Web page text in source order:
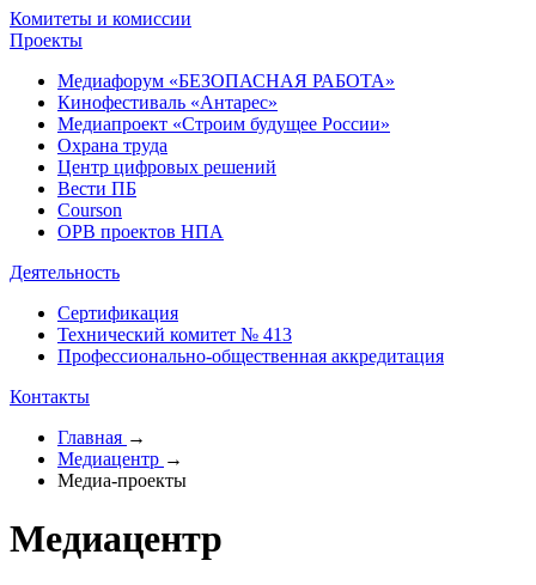
Комитеты и комиссии
Проекты
Медиафорум «БЕЗОПАСНАЯ РАБОТА»
Кинофестиваль «Антарес»
Медиапроект «Строим будущее России»
Охрана труда
Центр цифровых решений
Вести ПБ
Courson
ОРВ проектов НПА
Деятельность
Сертификация
Технический комитет № 413
Профессионально-общественная аккредитация
Контакты
Главная →
Медиацентр →
Медиа-проекты
Медиацентр